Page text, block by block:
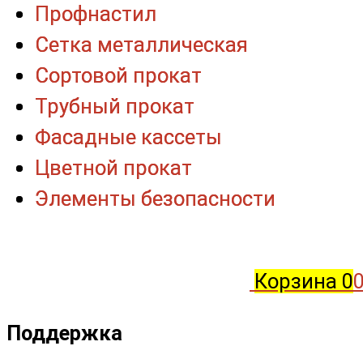
Корзина 0
Поддержка
Профнастил
Сетка металлическая
Сортовой прокат
Трубный прокат
Фасадные кассеты
Цветной прокат
Элементы безопасности
Профнастил
Сетка металлическая
Сортовой прокат
Трубный прокат
Фасадные кассеты
Цветной прокат
Элементы безопасности